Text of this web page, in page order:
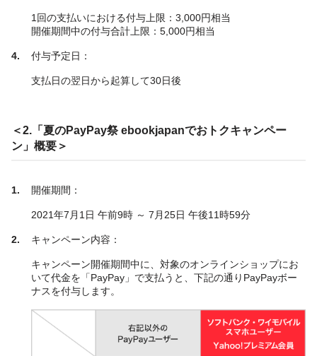
1回の支払いにおける付与上限：3,000円相当
開催期間中の付与合計上限：5,000円相当
付与予定日：
支払日の翌日から起算して30日後
＜2.「夏のPayPay祭 ebookjapanでおトクキャンペー
ン」概要＞
開催期間：
2021年7月1日 午前9時 ～ 7月25日 午後11時59分
キャンペーン内容：
キャンペーン開催期間中に、対象のオンラインショップにお
いて代金を「PayPay」で支払うと、下記の通りPayPayボー
ナスを付与します。